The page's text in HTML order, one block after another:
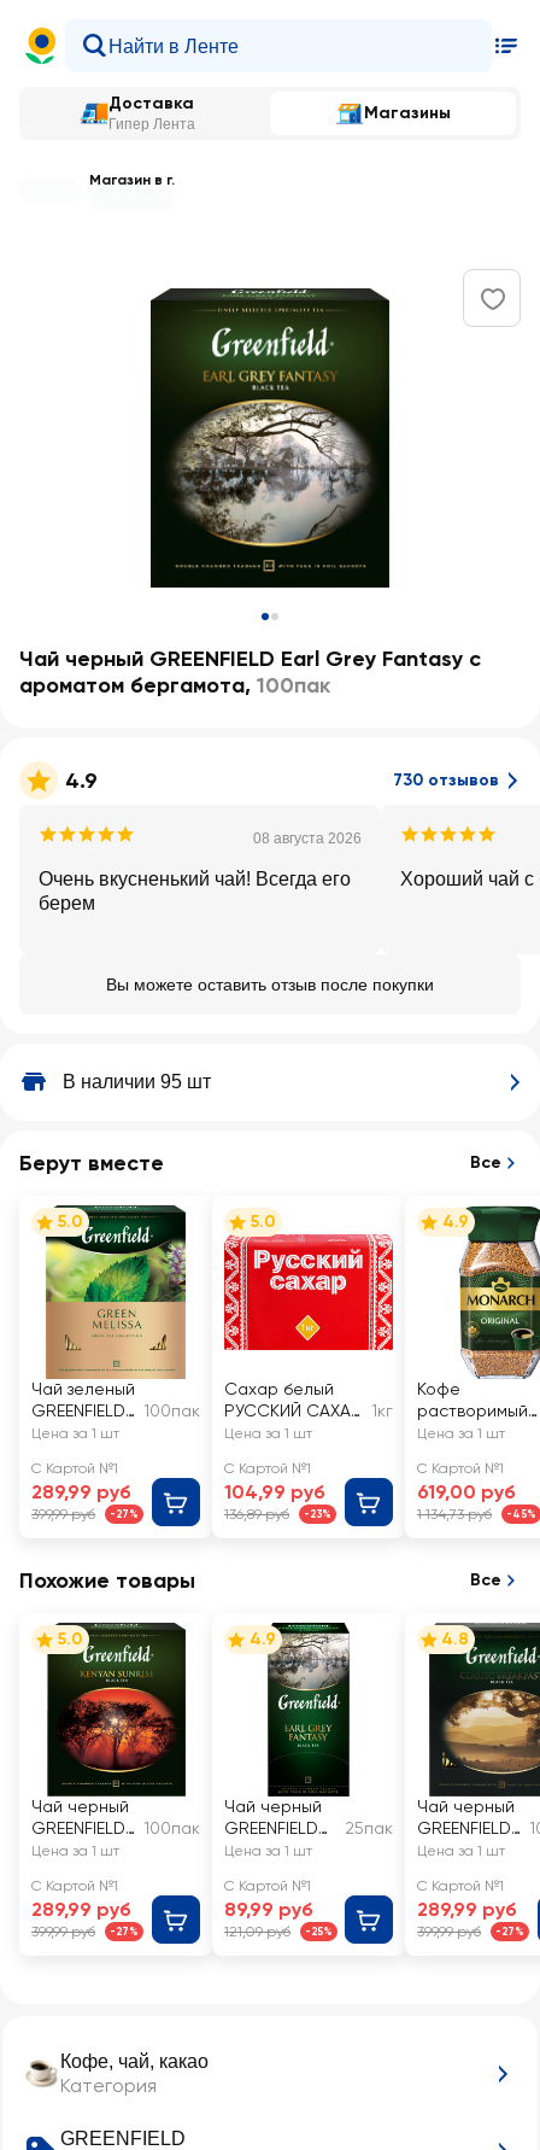
Доставка
Гипер Лента
Магазины
Магазин в г.
Чай черный GREENFIELD Earl Grey Fantasy с
ароматом бергамота, 100пак
4.9 730 отзывов
08 августа 2026
Очень вкусненький чай! Всегда его
берем
Хороший чай с
Вы можете оставить отзыв после покупки
В наличии 95 шт
Кофе, чай, какао
Категория
GREENFIELD
Берут вместе Все
5.0
Чай зеленый
GREENFIELD
Green
100пак
Цена за 1 шт
С Картой №1
289,99 руб
399,99 руб -27%
5.0
Сахар белый
РУССКИЙ САХАР
кусковой
1кг
Цена за 1 шт
С Картой №1
104,99 руб
136,89 руб -23%
4.9
Кофе
растворимый
MONARCH
натуральный
ый
Цена за 1 шт
С Картой №1
619,00 руб
1 134,73 руб -45%
Похожие товары Все
5.0
Чай черный
GREENFIELD
Kenyan
100пак
Цена за 1 шт
С Картой №1
289,99 руб
399,99 руб -27%
4.9
Чай черный
GREENFIELD
Earl Grey
ароматом
бергамота
25пак
Цена за 1 шт
С Картой №1
89,99 руб
121,09 руб -25%
4.8
Чай черный
GREENFIELD
Classic
Цена за 1 шт
С Картой №1
289,99 руб
399,99 руб -27%